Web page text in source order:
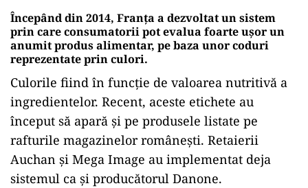
Începând din 2014, Franța a dezvoltat un sistem
prin care consumatorii pot evalua foarte ușor un
anumit produs alimentar, pe baza unor coduri
reprezentate prin culori.
Culorile fiind în funcție de valoarea nutritivă a
ingredientelor. Recent, aceste etichete au
început să apară și pe produsele listate pe
rafturile magazinelor românești. Retaierii
Auchan și Mega Image au implementat deja
sistemul ca și producătorul Danone.